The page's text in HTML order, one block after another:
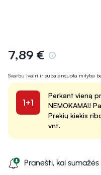
Svarbu įvairi ir subalansuota mityba
1+1
Perkant vieną
NEMOKAMAI!
Prekių kiekis
vnt.
7,89 €
Pranešti, kai